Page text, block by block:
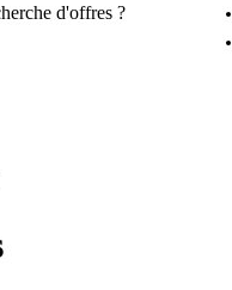
d'offres ?